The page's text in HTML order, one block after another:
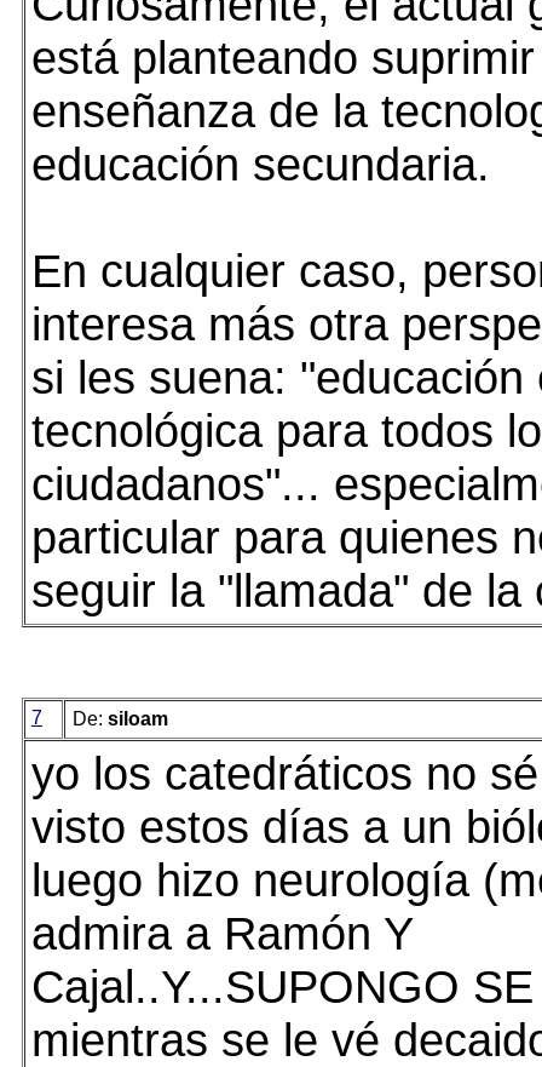
está planteando
enseñanza de la
educación secundaria.
En cualquier caso,
interesa más otra
si les suena:
tecnológica para todos
ciudadanos"...
particular para quienes
seguir la "llamada" de la
7 De: siloam
yo los catedráticos no
visto estos días a un
luego hizo neurología
admira a Ramón Y
Cajal..Y...SUPONGO
mientras se le vé